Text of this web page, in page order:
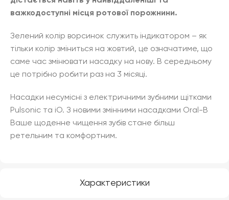
Характеристики
важкодоступні місця ротової порожнини.
Зелений колір ворсинок служить індикатором – як
тільки колір зміниться на жовтий, це означатиме, що
саме час змінювати насадку на нову. В середньому
це потрібно робити раз на 3 місяці.
Насадки несумісні з електричними зубними щітками
Pulsonic та iO. З новими змінними насадками Oral-B
Ваше щоденне чищення зубів стане більш
ретельним та комфортним.